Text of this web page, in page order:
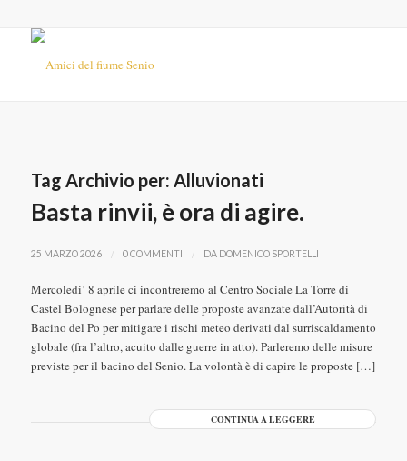
Tag Archivio per: Alluvionati
Basta rinvii, è ora di agire.
25 MARZO 2026 / 0 COMMENTI / DA DOMENICO SPORTELLI
Mercoledi’ 8 aprile ci incontreremo al Centro Sociale La Torre di
Castel Bolognese per parlare delle proposte avanzate dall’Autorità di
Bacino del Po per mitigare i rischi meteo derivati dal surriscaldamento
globale (fra l’altro, acuito dalle guerre in atto). Parleremo delle misure
previste per il bacino del Senio. La volontà è di capire le proposte […]
CONTINUA A LEGGERE